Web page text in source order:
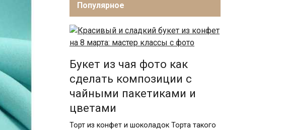
Популярное
Букет из чая фото как
сделать композиции с
чайными пакетиками и
цветами
Торт из конфет и шоколадок Торта такого